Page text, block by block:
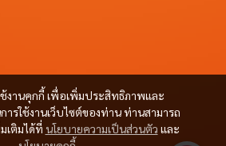
ช้งานคุกกี้ เพื่อเพิ่มประสิทธิภาพและ
รใช้งานเว็บไซต์ของท่าน ท่านสามารถ
เติมได้ที่ นโยบายความเป็นส่วนตัว และ